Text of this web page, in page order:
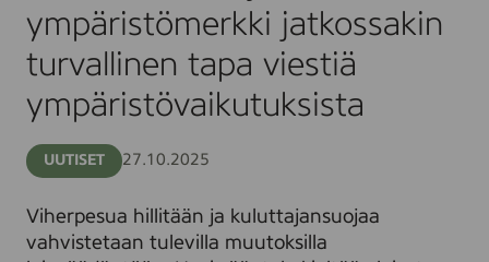
ympäristömerkki
jatkossakin
turvallinen
tapa
viestiä
ympäristövaikutuksista
ympäristömerkki jatkossakin
turvallinen tapa viestiä
ympäristövaikutuksista
UUTISET 27.10.2025
Viherpesua hillitään ja kuluttajansuojaa
vahvistetaan tulevilla muutoksilla